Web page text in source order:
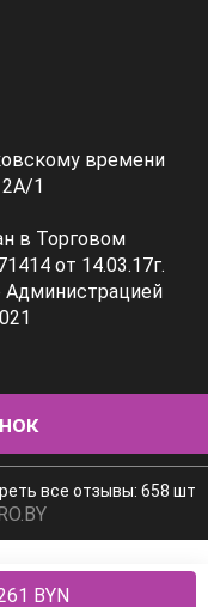
BYN
времени
1
в Торговом
от 14.03.17г.
все отзывы: 658 шт